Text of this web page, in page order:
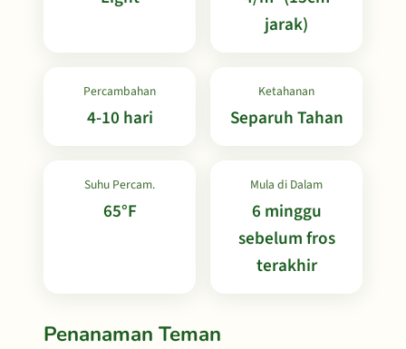
jarak)
Percambahan
4-10 hari
Ketahanan
Separuh Tahan
Suhu Percam.
65°F
Mula di Dalam
6 minggu
sebelum fros
terakhir
Penanaman Teman